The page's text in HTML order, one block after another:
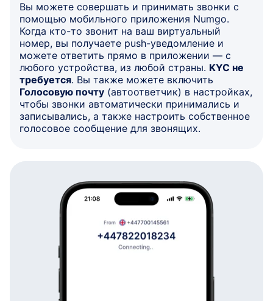
Вы можете совершать и принимать звонки с
помощью мобильного приложения Numgo.
Когда кто-то звонит на ваш виртуальный
номер, вы получаете push-уведомление и
можете ответить прямо в приложении — с
любого устройства, из любой страны. KYC не
требуется. Вы также можете включить
Голосовую почту (автоответчик) в настройках,
чтобы звонки автоматически принимались и
записывались, а также настроить собственное
голосовое сообщение для звонящих.